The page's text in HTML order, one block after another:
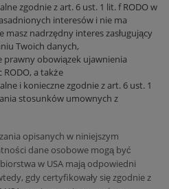
zgodnie z art. 6 ust. 1 lit. f RODO w
interesów i nie ma
masz nadrzędny interes zasługujący
Twoich danych,
prawny obowiązek ujawnienia
RODO, a także
i konieczne zgodnie z art. 6 ust. 1
stosunków umownych z
opisanych w niniejszym
dane osobowe mogą być
w USA mają odpowiedni
gdy certyfikowały się zgodnie z